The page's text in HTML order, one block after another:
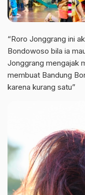
“Roro Jonggrang ini
Bondowoso bila ia
Jonggrang mengajak
membuat Bandung
karena kurang satu”